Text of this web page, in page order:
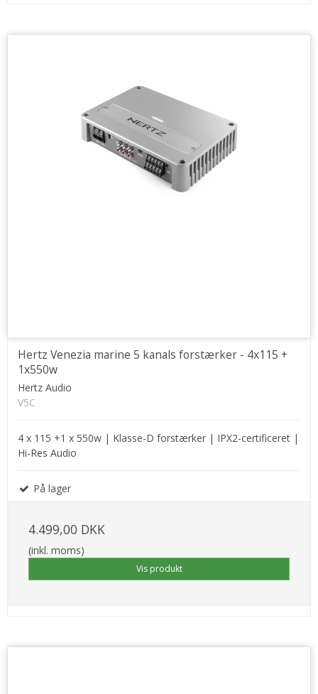
Hertz Venezia marine 5 kanals forstærker - 4x115 +
1x550w
Hertz Audio
V5C
4 x 115 +1 x 550w | Klasse-D forstærker | IPX2-certificeret |
Hi-Res Audio
På lager
4.499,00 DKK
(inkl. moms)
Vis produkt